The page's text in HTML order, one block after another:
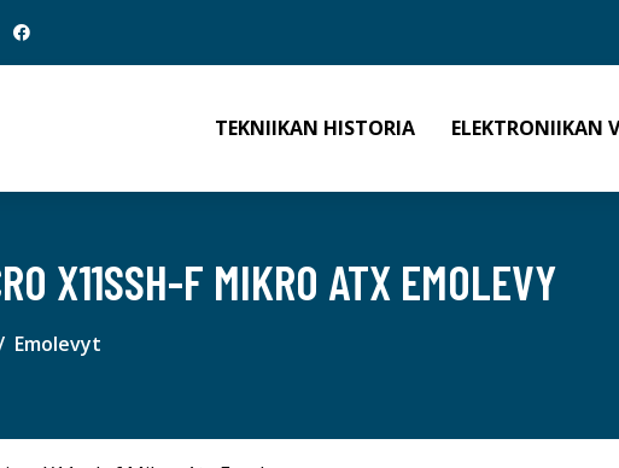
TEKNIIKAN HISTORIA ELEKTRONIIKAN
X11SSH-F MIKRO ATX EMOLEVY
Emolevyt